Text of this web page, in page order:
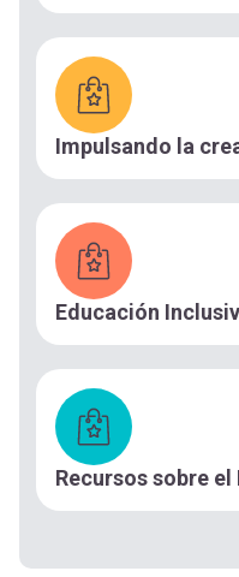
Impulsando la
Educación
Recursos sobre